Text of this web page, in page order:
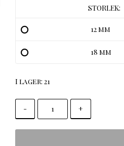
STORLEK:
12 mm
18 mm
I lager: 21
- +